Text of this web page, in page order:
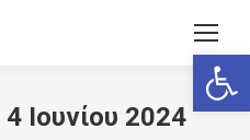
4 Ιουνίου 2024